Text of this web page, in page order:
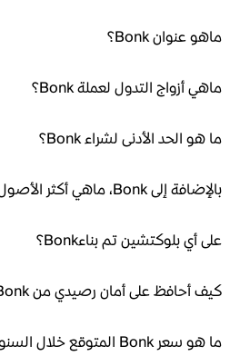
ماهو عنوان Bonk؟
ماهي أزواج التدول لعملة Bonk؟
ما هو الحد الأدنى لشراء Bonk؟
بالإضافة إلى Bonk، ماهي أكثر الأصول الرقمية الشائعة؟
على أي بلوكتشين تم بناءBonk؟
كيف أحافظ على أمان رصيدي من Bonk؟
ما هو سعر Bonk المتوقع خلال السنوات الخمس القادمة؟